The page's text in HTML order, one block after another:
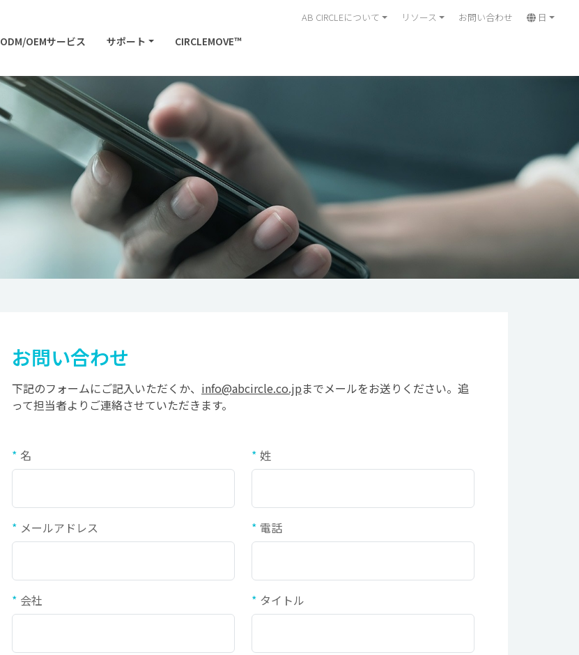
AB CIRCLEについて リソース お問い合わせ 日
ODM/OEMサービス サポート CIRCLEMOVE™
お問い合わせ
下記のフォームにご記入いただくか、 info@abcircle.co.jpまでメールをお送りください。追
って担当者よりご連絡させていただきます。
名 姓
メールアドレス 電話
会社 タイトル